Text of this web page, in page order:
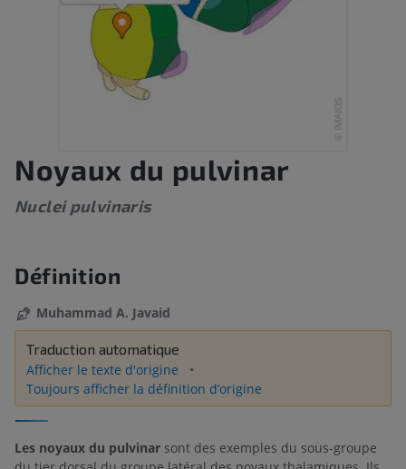
Noyaux du pulvinar
Nuclei pulvinaris
Définition
Muhammad A. Javaid
Traduction automatique
Afficher le texte d'origine
Toujours afficher la définition d’origine
Les noyaux du pulvinar sont des exemples du sous-groupe